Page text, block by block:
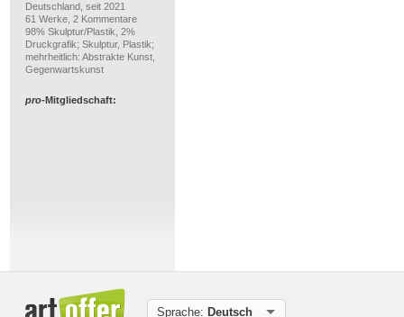
Deutschland, seit 2021
61 Werke, 2 Kommentare
98% Skulptur/Plastik, 2%
Druckgrafik; Skulptur, Plastik;
mehrheitlich: Abstrakte Kunst,
Gegenwartskunst
pro-Mitgliedschaft:
100% Malerei; Acryl, Oel;
mehrheitlich: Gegenwartskunst,Sprache: Deutsch